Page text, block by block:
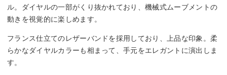
ル。ダイヤルの一部がくり抜かれており、機械式ムーブメントの
動きを視覚的に楽しめます。
フランス仕立てのレザーバンドを採用しており、上品な印象。柔
らかなダイヤルカラーも相まって、手元をエレガントに演出しま
す。